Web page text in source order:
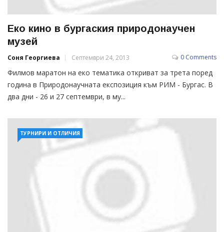
Eко кино в бургаския природонаучен
музей
Соня Георгиева Септември 24, 2013 0 Comments
Филмов маратон на еко тематика откриват за трета поред
година в Природонаучната експозиция към РИМ - Бургас. В
два дни - 26 и 27 септември, в му...
ТУРНИРИ И ОТЛИЧИЯ